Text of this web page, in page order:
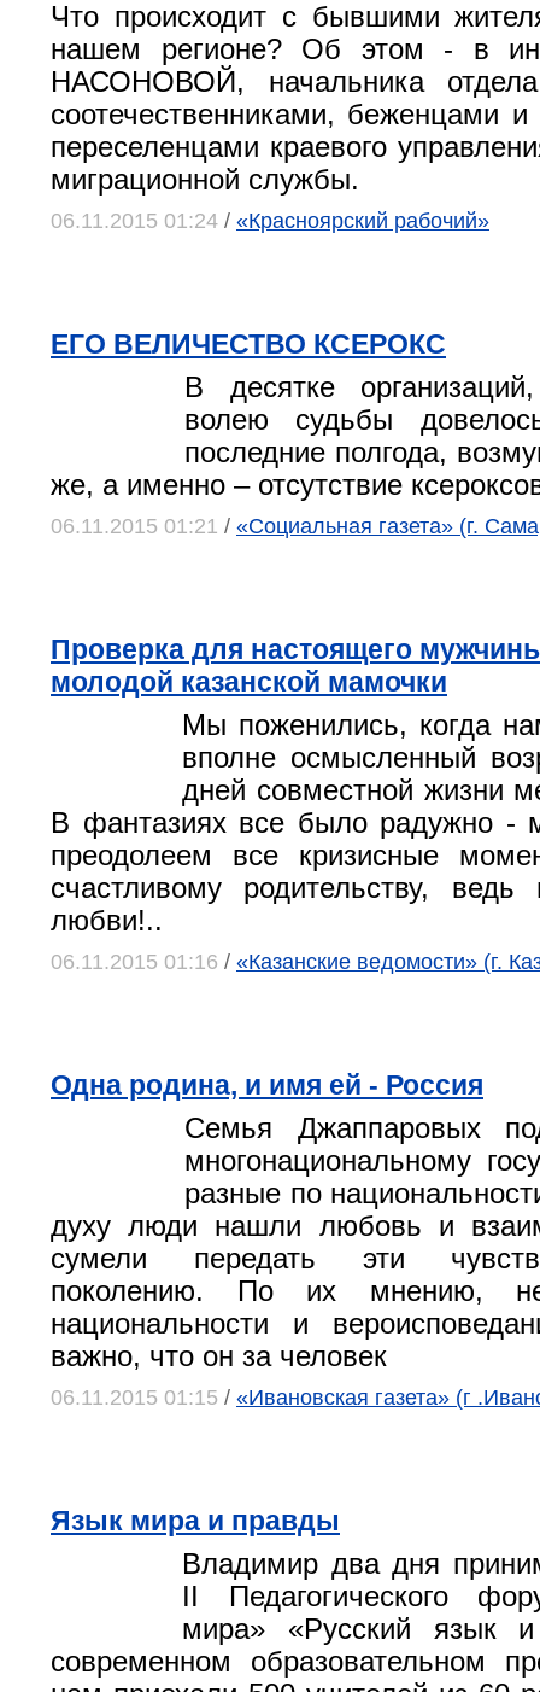
Что происходит с бывшими
нашем регионе? Об этом - в
НАСОНОВОЙ, начальника
соотечественниками, беженцами
переселенцами краевого
миграционной службы.
06.11.2015 01:24 / «Красноярский рабочий»
ЕГО ВЕЛИЧЕСТВО КСЕРОКС
В десятке
волею судьбы
последние полгода,
же, а именно – отсутствие
06.11.2015 01:21 / «Социальная газета» (г.
Проверка для настоящего
молодой казанской мамочки
Мы поженились, когда
вполне осмысленный
дней совместной жизни
В фантазиях все было радужно -
преодолеем все кризисные
счастливому родительству,
любви!..
06.11.2015 01:16 / «Казанские ведомости» (г.
Одна родина, и имя ей - Россия
Семья Джаппаровых
многонациональному
разные по
духу люди нашли любовь и
сумели передать эти
поколению. По их мнению,
национальности и
важно, что он за человек
06.11.2015 01:15 / «Ивановская газета» (г
Язык мира и правды
Владимир два дня
II Педагогического
мира» «Русский язык
современном образовательном